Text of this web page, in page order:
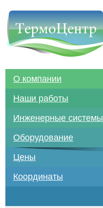
О компании
Наши работы
Инженерные системы
Оборудование
Цены
Координаты